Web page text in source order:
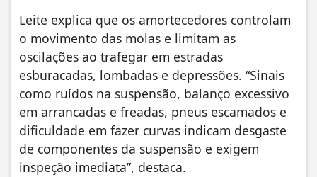
Leite explica que os amortecedores controlam
o movimento das molas e limitam as
oscilações ao trafegar em estradas
esburacadas, lombadas e depressões. “Sinais
como ruídos na suspensão, balanço excessivo
em arrancadas e freadas, pneus escamados e
dificuldade em fazer curvas indicam desgaste
de componentes da suspensão e exigem
inspeção imediata”, destaca.